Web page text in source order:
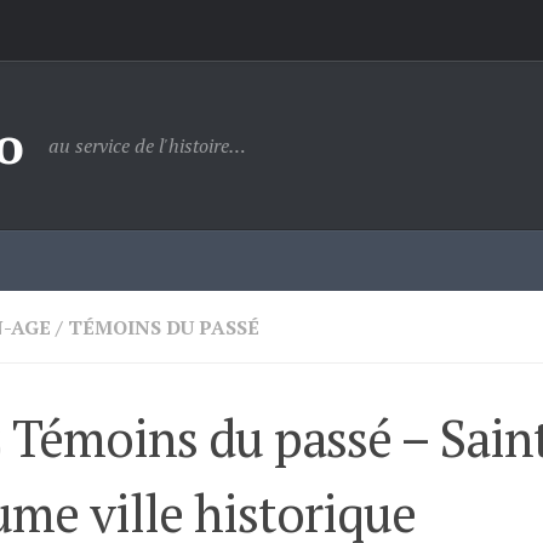
au service de l'histoire…
AGE / TÉMOINS DU PASSÉ
Témoins du passé –
ville historique